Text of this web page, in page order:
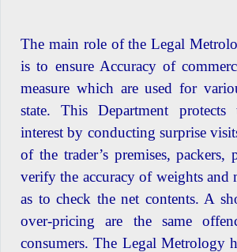
The main role of the Legal
is to ensure Accuracy of
measure which are used for
state. This Department protects
interest by conducting surprise
of the trader’s premises, packers,
verify the accuracy of weights and
as to check the net contents. A
over-pricing are the same
consumers. The Legal Metrology